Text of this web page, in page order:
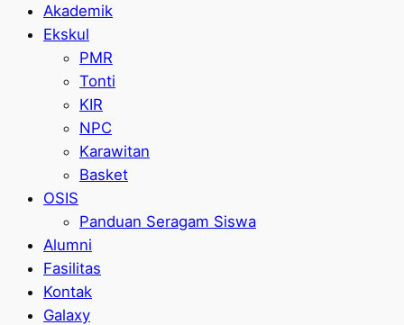
Akademik
Ekskul
PMR
Tonti
KIR
NPC
Karawitan
Basket
OSIS
Panduan Seragam Siswa
Alumni
Fasilitas
Kontak
Galaxy